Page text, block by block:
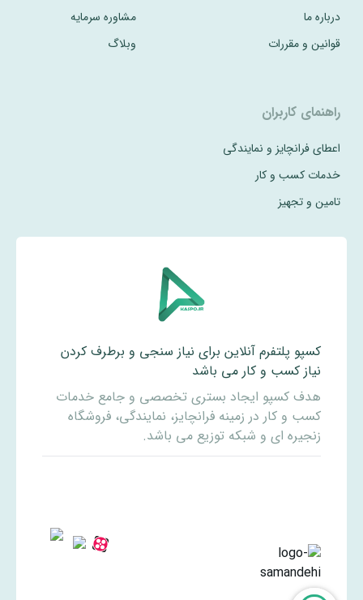
درباره ما
قوانین و مقررات
مشاوره سرمایه
وبلاگ
راهنمای کاربران
اعطای فرانچایز و نمایندگی
خدمات کسب و کار
تامین و تجهیز
کسپو پلتفرم آنلاین برای نیاز سنجی و برطرف کردن
نیاز کسب و کار می باشد
هدف کسپو ایجاد بستری تخصصی و جامع خدمات
کسب و کار در زمینه فرانچایز، نمایندگی، فروشگاه
زنجیره ای و شبکه توزیع می باشد.